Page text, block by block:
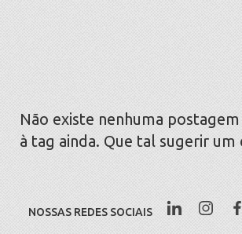
Não existe nenhuma
à tag ainda. Que tal sugerir um
NOSSAS REDES SOCIAIS